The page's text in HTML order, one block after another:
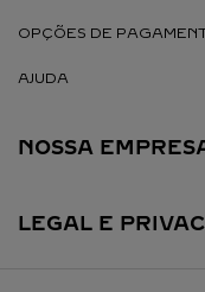
OPÇÕES DE
AJUDA
NOSSA
LEGAL E